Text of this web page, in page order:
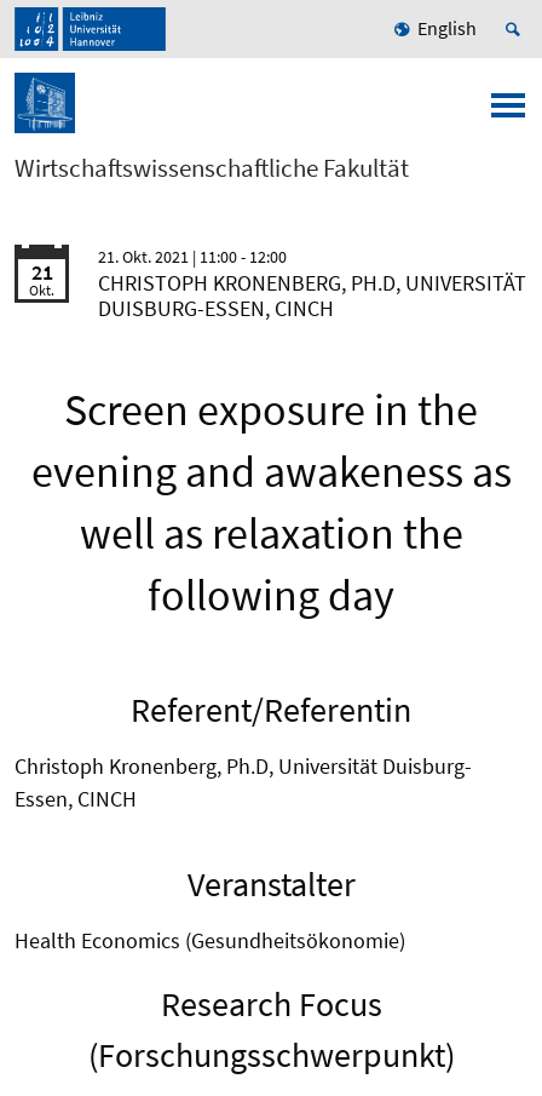
English
Wirtschaftswissenschaftliche Fakultät
21
Okt.
21. Okt. 2021 | 11:00 - 12:00
CHRISTOPH KRONENBERG, PH.D, UNIVERSITÄT
DUISBURG-ESSEN, CINCH
Screen exposure in the
evening and awakeness as
well as relaxation the
following day
Referent/Referentin
Christoph Kronenberg, Ph.D, Universität Duisburg-
Essen, CINCH
Veranstalter
Health Economics (Gesundheitsökonomie)
Research Focus
(Forschungsschwerpunkt)